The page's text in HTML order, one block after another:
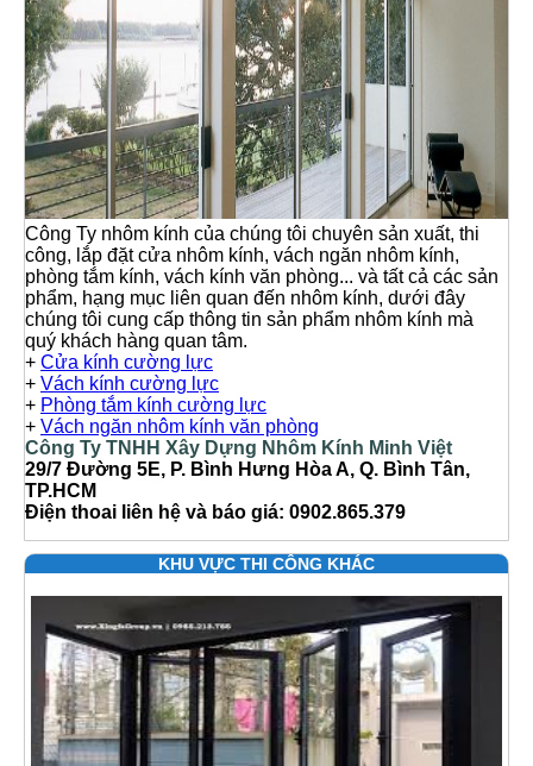
Công Ty nhôm kính của chúng tôi chuyên sản xuất, thi
công, lắp đặt cửa nhôm kính, vách ngăn nhôm kính,
phòng tắm kính, vách kính văn phòng... và tất cả các sản
phẩm, hạng mục liên quan đến nhôm kính, dưới đây
chúng tôi cung cấp thông tin sản phẩm nhôm kính mà
quý khách hàng quan tâm.
+ Cửa kính cường lực
+ Vách kính cường lực
+ Phòng tắm kính cường lực
+ Vách ngăn nhôm kính văn phòng
Công Ty TNHH Xây Dựng Nhôm Kính Minh Việt
29/7 Đường 5E, P. Bình Hưng Hòa A, Q. Bình Tân,
TP.HCM
Điện thoai liên hệ và báo giá: 0902.865.379
KHU VỰC THI CÔNG KHÁC